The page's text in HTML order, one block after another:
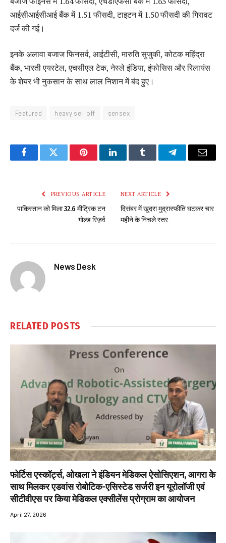
आईसीआईसीआई बैंक में 1.51 फीसदी, टाइटन में 1.50 फीसदी की गिरावट
दर्ज की गई।
इनके अलावा बजाज फिनसर्व, आईटीसी, मारुति सुजुकी, कोटक महिंद्रा
बैंक, भारती एयरटेल, एचसीएल टेक, नेस्ले इंडिया, इंफोसिस और रिलायंस
के शेयर भी नुकसान के साथ लाल निशान में बंद हुए।
Featured heavy sell off sensex
FacebookTwitter PinterestLinkedInTumblr TelegramEmail
PREVIOUS ARTICLE
पाकिस्तान को मिला 32.6 मीट्रिक टन
गोल्ड रिज़र्व
NEXT ARTICLE
दिसंबर में खुदरा मुद्रास्फीति घटकर चार
महीने के निचले स्तर
News Desk
RELATED POSTS
फोर्टिस एस्कॉर्ट्स, ओखला ने इंडियन मेडिकल ऐसोसिएशन, आगरा के
साथ मिलकर एडवांस रोबोटिक-एसिस्टेड सर्जरी इन यूरोलॉजी एवं
सीटीवीएस पर किया मेडिकल एक्सीलेंस प्रोग्राम का आयोजन
April 27, 2026